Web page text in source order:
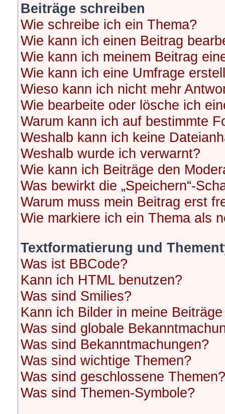
Beiträge schreiben
Wie schreibe ich ein Thema?
Wie kann ich einen Beitrag
Wie kann ich meinem Beitrag
Wie kann ich eine Umfrage
Wieso kann ich nicht mehr
Wie bearbeite oder lösche ich
Warum kann ich auf bestimmte
Weshalb kann ich keine
Weshalb wurde ich verwarnt?
Wie kann ich Beiträge den
Was bewirkt die „Speichern“-
Warum muss mein Beitrag erst
Wie markiere ich ein Thema als
Textformatierung und
Was ist BBCode?
Kann ich HTML benutzen?
Was sind Smilies?
Kann ich Bilder in meine
Was sind globale
Was sind Bekanntmachungen?
Was sind wichtige Themen?
Was sind geschlossene Themen?
Was sind Themen-Symbole?